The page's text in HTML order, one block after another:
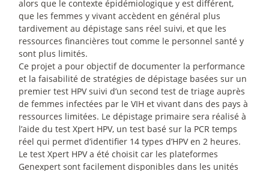
alors que le contexte épidémiologique y est différent,
que les femmes y vivant accèdent en général plus
tardivement au dépistage sans réel suivi, et que les
ressources financières tout comme le personnel santé y
sont plus limités.
Ce projet a pour objectif de documenter la performance
et la faisabilité de stratégies de dépistage basées sur un
premier test HPV suivi d’un second test de triage auprès
de femmes infectées par le VIH et vivant dans des pays à
ressources limitées. Le dépistage primaire sera réalisé à
l’aide du test Xpert HPV, un test basé sur la PCR temps
réel qui permet d’identifier 14 types d’HPV en 2 heures.
Le test Xpert HPV a été choisit car les plateformes
Genexpert sont facilement disponibles dans les unités